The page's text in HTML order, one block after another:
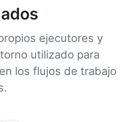
ejecutores y
utilizado para
los flujos de trabajo